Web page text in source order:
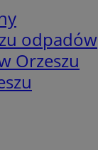
odpadów
Orzeszu